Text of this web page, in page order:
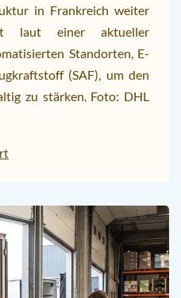
in Frankreich weiter
laut einer aktueller
Standorten, E-
(SAF), um den
zu stärken. Foto: DHL